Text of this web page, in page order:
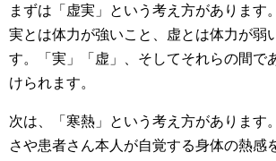
まずは「虚実」という考え方があります
実とは体力が強いこと、虚とは体力が弱
す。「実」「虚」、そしてそれらの間で
けられます。
次は、「寒熱」という考え方があります
さや患者さん本人が自覚する身体の熱感